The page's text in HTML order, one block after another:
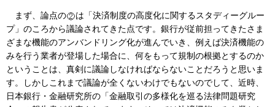
まず、論点の
は「決済制度の高度化に関するスタディーグルー
プ」のころから議論されてきた点です。銀行が従前担ってきたさま
ざまな機能のアンバンドリング化が進んでいき、例えば決済機能の
みを行う業者が登場した場合に、何をもって規制の根拠とするのか
ということは、真剣に議論しなければならないことだろうと思いま
す。しかしこれまで議論が全くないわけでもないのでして、近時、
日本銀行・金融研究所の「金融取引の多様化を巡る法律問題研究